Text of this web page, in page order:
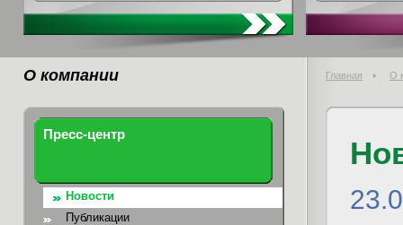
О компании Главная О
Пресс-центр
Новости
Публикации